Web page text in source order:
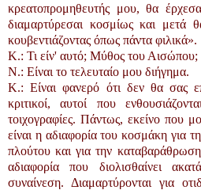
κρεατοπρομηθευτής μου, θα
διαμαρτύρεσαι κοσμίως και μετά
κουβεντιάζοντας όπως πάντα φιλικά».
K.: Τι είν' αυτό; Μύθος του Αισώπου;
N.: Είναι το τελευταίο μου διήγημα.
K.: Είναι φανερό ότι δεν θα σας
κριτικοί, αυτοί που
τοιχογραφίες. Πάντως, εκείνο που
είναι η αδιαφορία του κοσμάκη για
πλούτου και για την
αδιαφορία που διολισθαίνει
συναίνεση. Διαμαρτύρονται για